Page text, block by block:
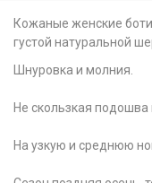
Кожаные женские
густой натуральной
Шнуровка и молния.
Не скользкая
На узкую и среднюю